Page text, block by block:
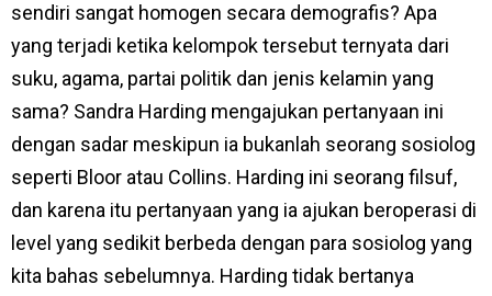
sendiri sangat homogen secara demografis? Apa
yang terjadi ketika kelompok tersebut ternyata dari
suku, agama, partai politik dan jenis kelamin yang
sama? Sandra Harding mengajukan pertanyaan ini
dengan sadar meskipun ia bukanlah seorang sosiolog
seperti Bloor atau Collins. Harding ini seorang filsuf,
dan karena itu pertanyaan yang ia ajukan beroperasi di
level yang sedikit berbeda dengan para sosiolog yang
kita bahas sebelumnya. Harding tidak bertanya